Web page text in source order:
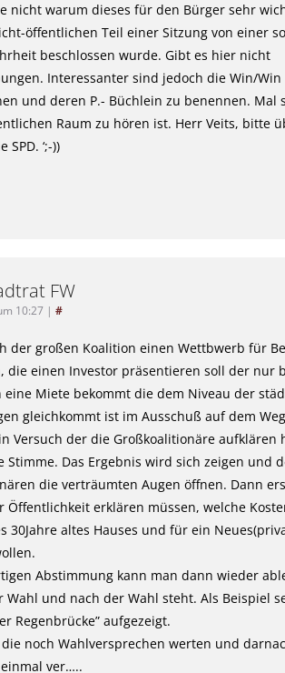
nicht warum dieses für den Bürger sehr
öffentlichen Teil einer Sitzung von einer
beschlossen wurde. Gibt es hier nicht
Interessanter sind jedoch die Win/
und deren P.- Büchlein zu benennen. Mal
Raum zu hören ist. Herr Veits, bitte
SPD. ‘;-))
FW
10:27 | #
der großen Koalition einen Wettbwerb für
die einen Investor präsentieren soll der nur
Miete bekommt die dem Niveau der
gleichkommt ist im Ausschuß auf dem Weg
Versuch der die Großkoalitionäre aufklären
Stimme. Das Ergebnis wird sich zeigen und
die verträumten Augen öffnen. Dann
Öffentlichkeit erklären müssen, welche
30Jahre altes Hauses und für ein
Abstimmung kann man dann wieder
Wahl und nach der Wahl steht. Als Beispiel
Regenbrücke” aufgezeigt.
noch Wahlversprechen werten und
ver…..